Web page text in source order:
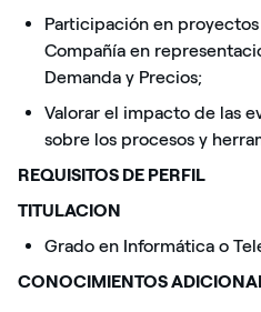
Participación en
Compañía en
Demanda y Precios;
Valorar el impacto de las
sobre los procesos y
REQUISITOS DE PERFIL
TITULACION
Grado en Informática o
CONOCIMIENTOS